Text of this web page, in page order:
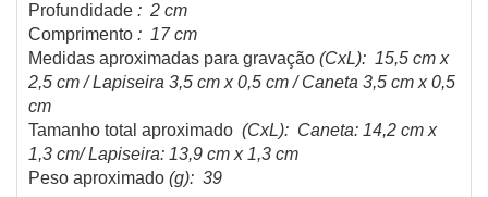
Profundidade : 2 cm
Comprimento : 17 cm
Medidas aproximadas para gravação (CxL): 15,5 cm x
2,5 cm / Lapiseira 3,5 cm x 0,5 cm / Caneta 3,5 cm x 0,5
cm
Tamanho total aproximado (CxL): Caneta: 14,2 cm x
1,3 cm/ Lapiseira: 13,9 cm x 1,3 cm
Peso aproximado (g): 39